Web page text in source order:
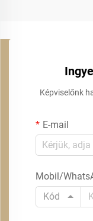
Képviselőnk
E-mail
Mobil/
Kód